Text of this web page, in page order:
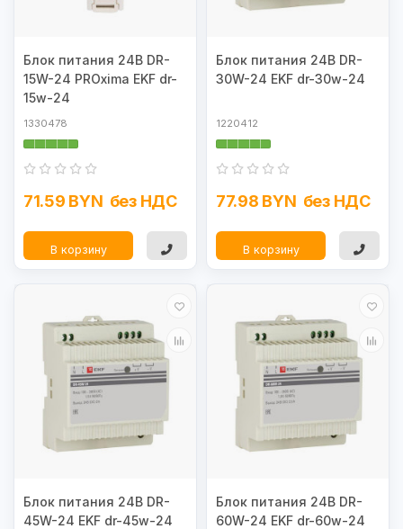
Блок питания 24В DR-
15W-24 PROxima EKF dr-
15w-24
1330478
71.59 BYN без НДС
В корзину
Блок питания 24В DR-
30W-24 EKF dr-30w-24
1220412
77.98 BYN без НДС
В корзину
Блок питания 24В DR-
45W-24 EKF dr-45w-24
Блок питания 24В DR-
60W-24 EKF dr-60w-24